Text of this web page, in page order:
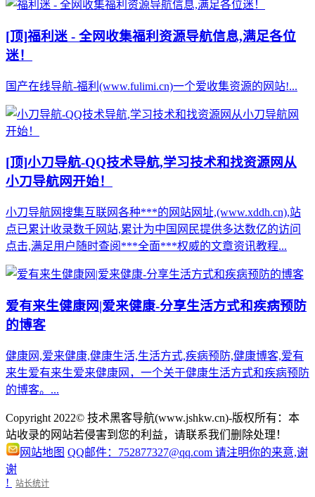
[顶]福利迷 - 全网收集福利资源导航信息,满足各位
迷！
国产在线导航-福利(www.fulimi.cn)一个爱收集资源的网站!...
[顶]小刀导航-QQ技术导航,学习技术和找资源网从
小刀导航网开始！
小刀导航网搜集互联网各种***的网站网址,(www.xddh.cn),站
点已累计收录数千网站,累计为中国网民提供多达数亿的访问
点击,满足用户随时查阅***全面***权威的文章资讯教程...
爱有来生健康网|爱来健康-分享生活方式和疾病预防
的博客
健康网,爱来健康,健康生活,生活方式,疾病预防,健康博客,爱有
来生爱有来生爱来健康网，一个关于健康生活方式和疾病预防
的博客。...
Copyright 2022© 技术黑客导航(www.jshkw.cn)-版权所有：本
站收录的网站若侵害到您的利益，请联系我们删除处理！
网站地图 QQ邮件：752877327@qq.com 请注明你的来意,谢
谢
!
站长统计